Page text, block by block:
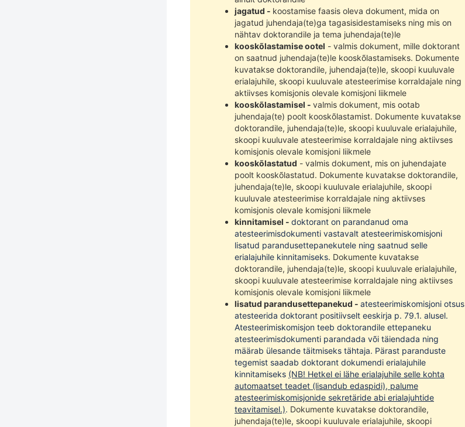
jagatud - koostamise faasis oleva dokument, mida on
jagatud juhendaja(te)ga tagasisidestamiseks ning mis on
nähtav doktorandile ja tema juhendaja(te)le
kooskõlastamise ootel - valmis dokument, mille doktorant
on saatnud juhendaja(te)le kooskõlastamiseks. Dokumente
kuvatakse doktorandile, juhendaja(te)le, skoopi kuuluvale
erialajuhile, skoopi kuuluvale atesteerimise korraldajale ning
aktiivses komisjonis olevale komisjoni liikmele
kooskõlastamisel - valmis dokument, mis ootab
juhendaja(te) poolt kooskõlastamist. Dokumente kuvatakse
doktorandile, juhendaja(te)le, skoopi kuuluvale erialajuhile,
skoopi kuuluvale atesteerimise korraldajale ning aktiivses
komisjonis olevale komisjoni liikmele
kooskõlastatud - valmis dokument, mis on juhendajate
poolt kooskõlastatud. Dokumente kuvatakse doktorandile,
juhendaja(te)le, skoopi kuuluvale erialajuhile, skoopi
kuuluvale atesteerimise korraldajale ning aktiivses
komisjonis olevale komisjoni liikmele
kinnitamisel - doktorant on parandanud oma
atesteerimisdokumenti vastavalt atesteerimiskomisjoni
lisatud parandusettepanekutele ning saatnud selle
erialajuhile kinnitamiseks. Dokumente kuvatakse
doktorandile, juhendaja(te)le, skoopi kuuluvale erialajuhile,
skoopi kuuluvale atesteerimise korraldajale ning aktiivses
komisjonis olevale komisjoni liikmele
lisatud parandusettepanekud - atesteerimiskomisjoni otsus
atesteerida doktorant positiivselt eeskirja p. 79.1. alusel.
Atesteerimiskomisjon teeb doktorandile ettepaneku
atesteerimisdokumenti parandada või täiendada ning
määrab ülesande täitmiseks tähtaja. Pärast paranduste
tegemist saadab doktorant dokumendi erialajuhile
kinnitamiseks (NB! Hetkel ei lähe erialajuhile selle kohta
automaatset teadet (lisandub edaspidi), palume
atesteerimiskomisjonide sekretäride abi erialajuhtide
teavitamisel.). Dokumente kuvatakse doktorandile,
juhendaja(te)le, skoopi kuuluvale erialajuhile, skoopi